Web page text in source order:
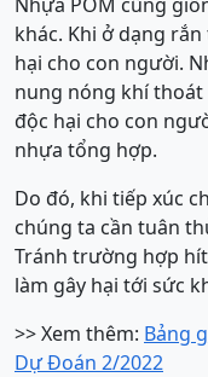
khác. Khi ở dạng
hại cho con người.
nung nóng khí
độc hại cho con
nhựa tổng hợp.
Do đó, khi tiếp xúc
chúng ta cần tuân
Tránh trường hợp
làm gây hại tới sức
>> Xem thêm: Bảng
Dự Đoán 2/2022